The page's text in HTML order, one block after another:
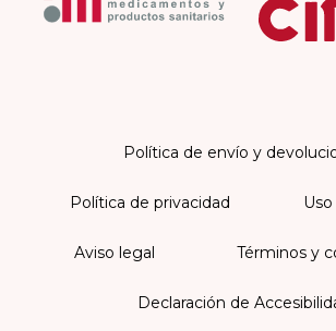
Política de envío y
Política de privacidad
Aviso legal Términos y
Declaración de